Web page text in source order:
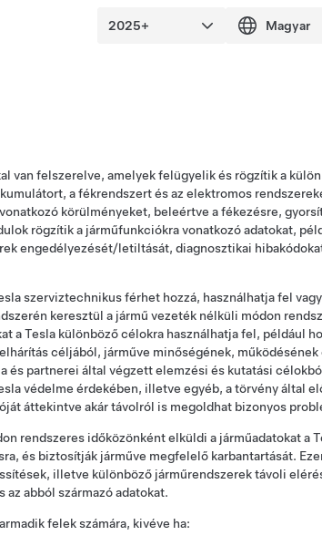
van felszerelve, amelyek felügyelik és rögzítik a
a fékrendszert és az elektromos
körülményeket, beleértve a fékezésre,
rögzítik a járműfunkciókra vonatkozó adatokat,
engedélyezését/letiltását, diagnosztikai
szerviztechnikus férhet hozzá, használhatja fel
keresztül a jármű vezeték nélküli módon
a Tesla különböző célokra használhatja fel, például
céljából, járműve minőségének, működésének
és partnerei által végzett elemzési és kutatási
védelme érdekében, illetve egyéb, a törvény által
áttekintve akár távolról is megoldhat bizonyos
rendszeres időközönként elküldi a járműadatokat a
és biztosítják járműve megfelelő karbantartását.
illetve különböző járműrendszerek távoli
abból származó adatokat.
felek számára, kivéve ha: